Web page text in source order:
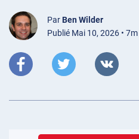
Par Ben Wilder
Publié Mai 10, 2026 •